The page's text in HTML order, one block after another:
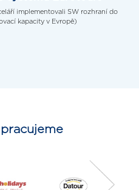
implementovali SW rozhraní do
kapacity v Evropě)